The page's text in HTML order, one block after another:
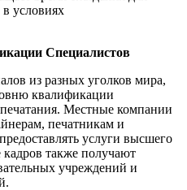
условиях
Специалистов
из разных уголков мира,
квалификации
Местные компании
печатникам и
услуги высшего
кадров также получают
учреждений и